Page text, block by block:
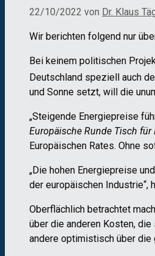
22/10/2022 von Dr. Klaus
Wir berichten folgend nur
Bei keinem politischen
Deutschland speziell auch
und Sonne setzt, will die
„Steigende Energiepreise
Europäische Runde Tisch für
Europäischen Rates. Ohne
„Die hohen Energiepreise
der europäischen Industrie“,
Oberflächlich betrachtet
über die anderen Kosten,
andere optimistisch über die